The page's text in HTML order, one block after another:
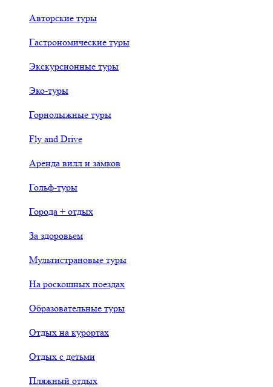
Авторские туры
Гастрономические туры
Экскурсионные туры
Эко-туры
Горнолыжные туры
Fly and Drive
Аренда вилл и замков
Гольф-туры
Города + отдых
За здоровьем
Мультистрановые туры
На роскошных поездах
Образовательные туры
Отдых на курортах
Отдых с детьми
Пляжный отдых